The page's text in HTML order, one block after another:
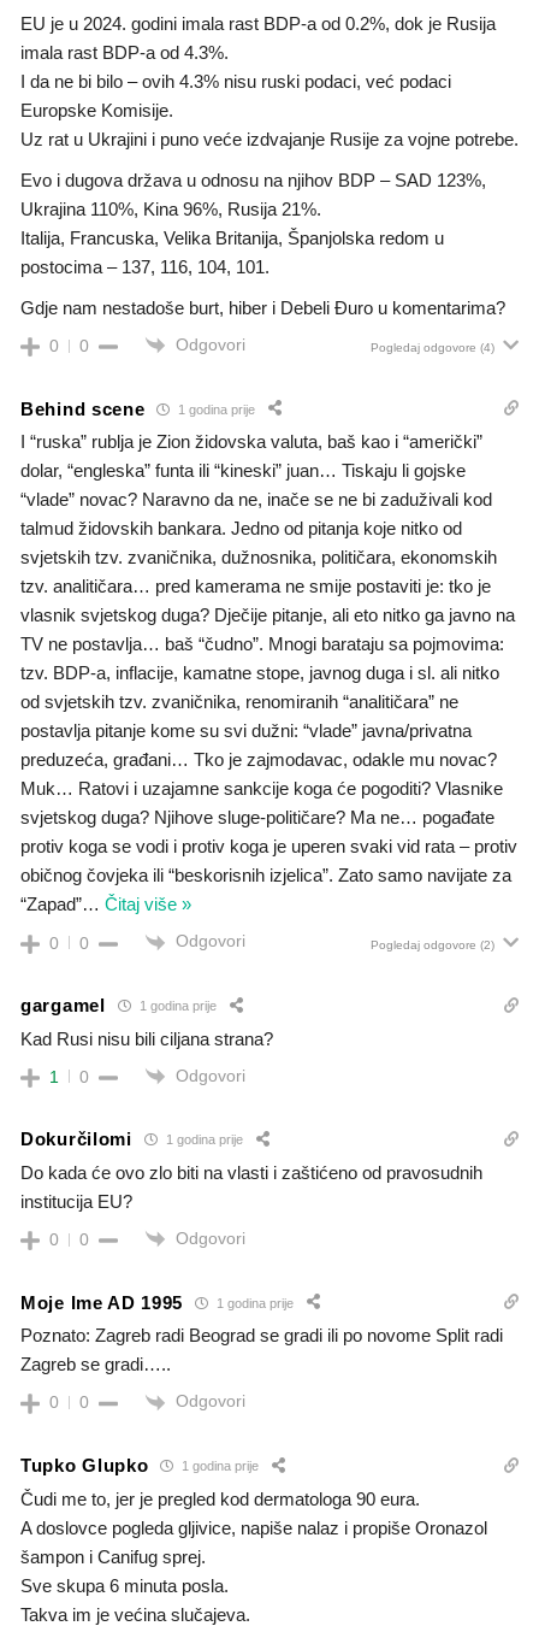
EU je u 2024. godini imala rast BDP-a od 0.2%, dok je Rusija
imala rast BDP-a od 4.3%.
I da ne bi bilo – ovih 4.3% nisu ruski podaci, već podaci
Europske Komisije.
Uz rat u Ukrajini i puno veće izdvajanje Rusije za vojne potrebe.
Evo i dugova država u odnosu na njihov BDP – SAD 123%,
Ukrajina 110%, Kina 96%, Rusija 21%.
Italija, Francuska, Velika Britanija, Španjolska redom u
postocima – 137, 116, 104, 101.
Gdje nam nestadoše burt, hiber i Debeli Đuro u komentarima?
0 0 Odgovori Pogledaj odgovore (4)
Behind scene 1 godina prije
I “ruska” rublja je Zion židovska valuta, baš kao i “američki”
dolar, “engleska” funta ili “kineski” juan… Tiskaju li gojske
“vlade” novac? Naravno da ne, inače se ne bi zaduživali kod
talmud židovskih bankara. Jedno od pitanja koje nitko od
svjetskih tzv. zvaničnika, dužnosnika, političara, ekonomskih
tzv. analitičara… pred kamerama ne smije postaviti je: tko je
vlasnik svjetskog duga? Dječije pitanje, ali eto nitko ga javno na
TV ne postavlja… baš “čudno”. Mnogi barataju sa pojmovima:
tzv. BDP-a, inflacije, kamatne stope, javnog duga i sl. ali nitko
od svjetskih tzv. zvaničnika, renomiranih “analitičara” ne
postavlja pitanje kome su svi dužni: “vlade” javna/privatna
preduzeća, građani… Tko je zajmodavac, odakle mu novac?
Muk… Ratovi i uzajamne sankcije koga će pogoditi? Vlasnike
svjetskog duga? Njihove sluge-političare? Ma ne… pogađate
protiv koga se vodi i protiv koga je uperen svaki vid rata – protiv
običnog čovjeka ili “beskorisnih izjelica”. Zato samo navijate za
“Zapad”… Čitaj više »
0 0 Odgovori Pogledaj odgovore (2)
gargamel 1 godina prije
Kad Rusi nisu bili ciljana strana?
1 0 Odgovori
Dokurčilomi 1 godina prije
Do kada će ovo zlo biti na vlasti i zaštićeno od pravosudnih
institucija EU?
0 0 Odgovori
Moje Ime AD 1995 1 godina prije
Poznato: Zagreb radi Beograd se gradi ili po novome Split radi
Zagreb se gradi…..
0 0 Odgovori
Tupko Glupko 1 godina prije
Čudi me to, jer je pregled kod dermatologa 90 eura.
A doslovce pogleda gljivice, napiše nalaz i propiše Oronazol
šampon i Canifug sprej.
Sve skupa 6 minuta posla.
Takva im je većina slučajeva.